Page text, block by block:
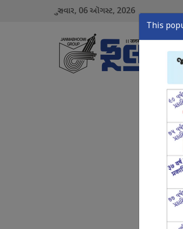
ગુરુવાર, 06ઑગસ્ટ, 2026
This